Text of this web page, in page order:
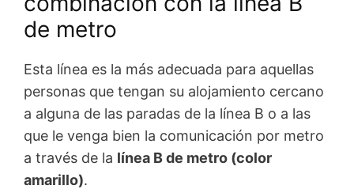
de metro
Esta línea es la más adecuada para aquellas
personas que tengan su alojamiento cercano
a alguna de las paradas de la línea B o a las
que le venga bien la comunicación por metro
a través de la línea B de metro (color
amarillo).